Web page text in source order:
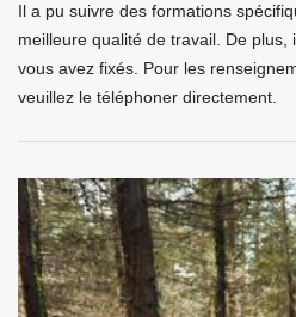
Il a pu suivre des formations
meilleure qualité de travail. De plus,
vous avez fixés. Pour les
veuillez le téléphoner directement.